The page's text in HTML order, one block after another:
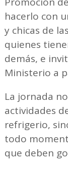
hacerlo con
y chicas de
quienes
demás, e
Ministerio a
La jornada
actividades
refrigerio,
todo
que deben